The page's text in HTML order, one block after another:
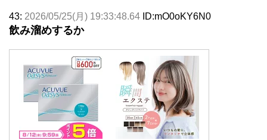
43: 2026/05/25(月) 19:33:48.64 ID:mO0oKY6N0
飲み溜めするか